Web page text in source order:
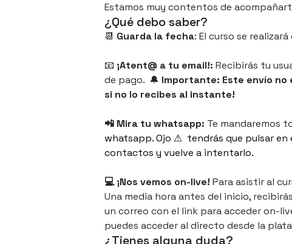
Estamos muy contentos de
¿Qué debo saber?
📆 Guarda la fecha: El curso se realizará
📧 ¡Atent@ a tu email!: Recibirás tu
de pago.  🔔 Importante: Este envío
si no lo recibes al instante!
📲 Mira tu whatsapp: Te mandaremos
whatsapp. Ojo ⚠ ️ tendrás que pulsar
contactos y vuelve a intentarlo.
💻 ¡Nos vemos on-live! Para asistir al
Una media hora antes del inicio, recibirás
un correo con el link para acceder on-
puedes acceder al directo desde la
¿Tienes alguna duda?